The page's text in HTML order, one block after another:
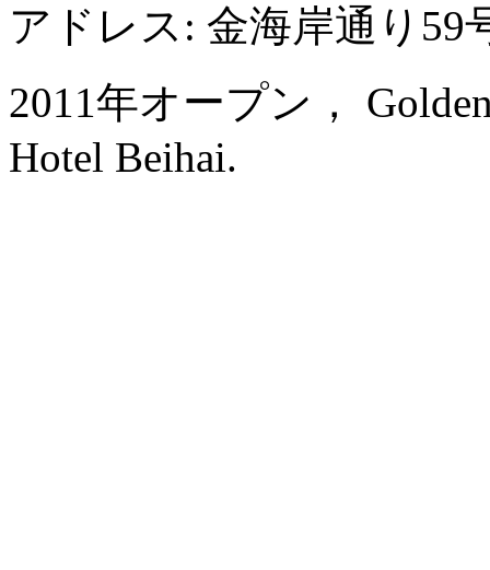
アドレス: 金海岸通り59
2011年オープン，
Hotel Beihai.